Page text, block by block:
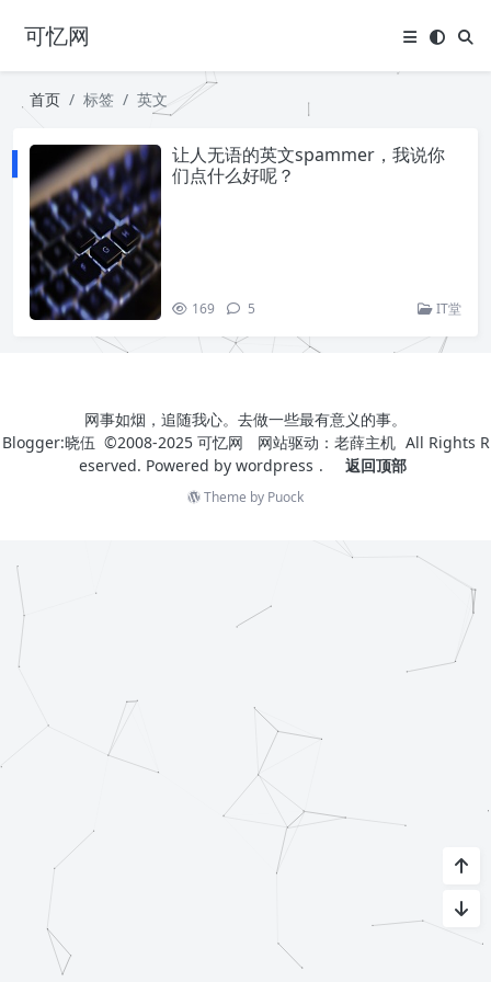
可忆网
首页 标签 英文
让人无语的英文spammer，我说你
们点什么好呢？
169 5 IT堂
网事如烟，追随我心。去做一些最有意义的事。
Blogger:晓伍 ©2008-2025 可忆网 网站驱动： 老薛主机 All Rights R
eserved. Powered by wordpress . 返回顶部
Theme by Puock